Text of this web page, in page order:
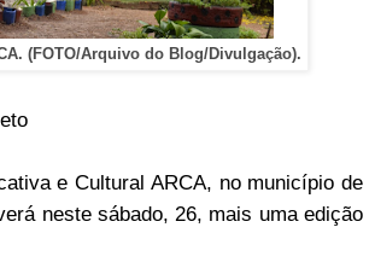
(FOTO/Arquivo do Blog/Divulgação).
e Cultural ARCA, no município de
neste sábado, 26, mais uma edição